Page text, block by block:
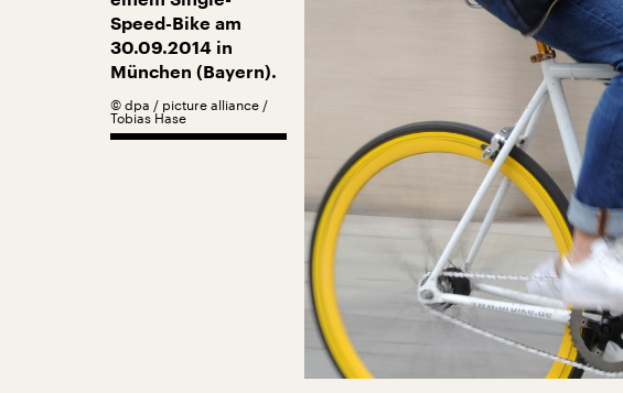
Speed-Bike am
30.09.2014 in
München (Bayern).
© dpa / picture alliance /
Tobias Hase